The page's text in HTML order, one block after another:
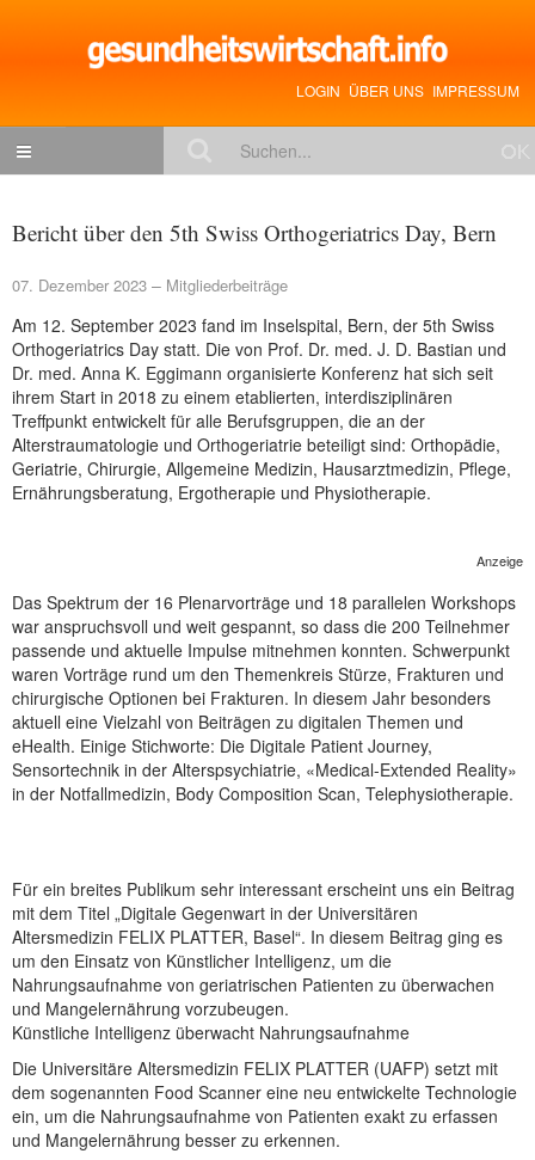
LOGIN ÜBER UNS IMPRESSUM
Gesundheitspolitik
Zukunftstrends
Management
Medizin & Pharma
Gesundheit
Jobs & Karriere
Bericht über den 5th Swiss Orthogeriatrics Day, Bern
07. Dezember 2023 Mitgliederbeiträge
Am 12. September 2023 fand im Inselspital, Bern, der 5th Swiss
Orthogeriatrics Day statt. Die von Prof. Dr. med. J. D. Bastian und
Dr. med. Anna K. Eggimann organisierte Konferenz hat sich seit
ihrem Start in 2018 zu einem etablierten, interdisziplinären
Treffpunkt entwickelt für alle Berufsgruppen, die an der
Alterstraumatologie und Orthogeriatrie beteiligt sind: Orthopädie,
Geriatrie, Chirurgie, Allgemeine Medizin, Hausarztmedizin, Pflege,
Ernährungsberatung, Ergotherapie und Physiotherapie.
Anzeige
Das Spektrum der 16 Plenarvorträge und 18 parallelen Workshops
war anspruchsvoll und weit gespannt, so dass die 200 Teilnehmer
passende und aktuelle Impulse mitnehmen konnten. Schwerpunkt
waren Vorträge rund um den Themenkreis Stürze, Frakturen und
chirurgische Optionen bei Frakturen. In diesem Jahr besonders
aktuell eine Vielzahl von Beiträgen zu digitalen Themen und
eHealth. Einige Stichworte: Die Digitale Patient Journey,
Sensortechnik in der Alterspsychiatrie, «Medical-Extended Reality»
in der Notfallmedizin, Body Composition Scan, Telephysiotherapie.
Für ein breites Publikum sehr interessant erscheint uns ein Beitrag
mit dem Titel „Digitale Gegenwart in der Universitären
Altersmedizin FELIX PLATTER, Basel“. In diesem Beitrag ging es
um den Einsatz von Künstlicher Intelligenz, um die
Nahrungsaufnahme von geriatrischen Patienten zu überwachen
und Mangelernährung vorzubeugen.
Künstliche Intelligenz überwacht Nahrungsaufnahme
Die Universitäre Altersmedizin FELIX PLATTER (UAFP) setzt mit
dem sogenannten Food Scanner eine neu entwickelte Technologie
ein, um die Nahrungsaufnahme von Patienten exakt zu erfassen
und Mangelernährung besser zu erkennen.